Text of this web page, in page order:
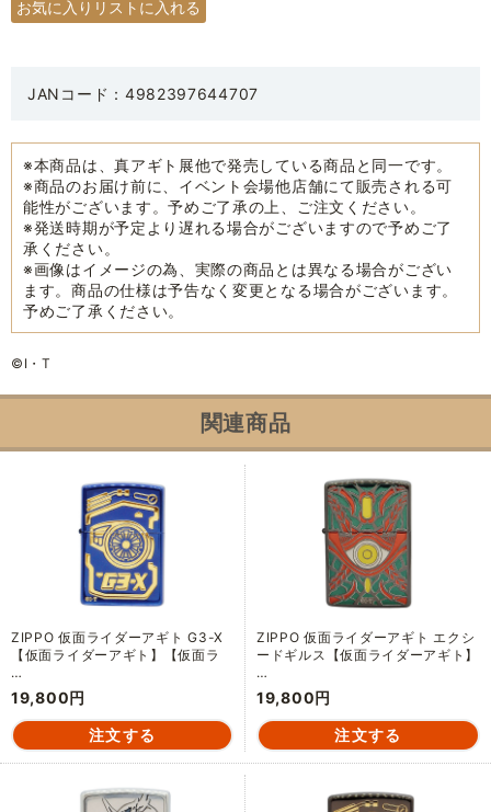
JANコード：4982397644707
※本商品は、真アギト展他で発売している商品と同一です。
※商品のお届け前に、イベント会場他店舗にて販売される可
能性がございます。予めご了承の上、ご注文ください。
※発送時期が予定より遅れる場合がございますので予めご了
承ください。
※画像はイメージの為、実際の商品とは異なる場合がござい
ます。商品の仕様は予告なく変更となる場合がございます。
予めご了承ください。
©I・T
関連商品
ZIPPO 仮面ライダーアギト G3-X
【仮面ライダーアギト】【仮面ラ
…
19,800円
ZIPPO 仮面ライダーアギト エクシ
ードギルス【仮面ライダーアギト】
…
19,800円